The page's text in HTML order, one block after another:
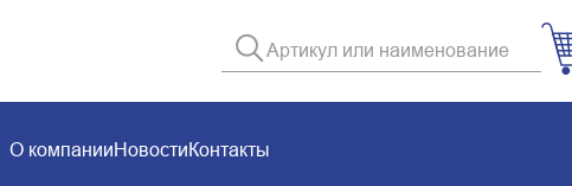
О компанииНовостиКонтакты